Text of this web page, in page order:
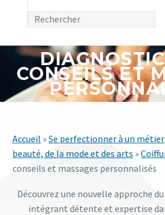
CONSEILS ET
Accueil »Se perfectionner à un métier
beauté, de la mode et des arts »
conseils et massages personnalisés
Découvrez une nouvelle approche
intégrant détente et expertise